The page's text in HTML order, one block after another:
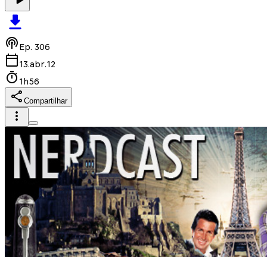
Ep. 306
13.abr.12
1h56
Compartilhar